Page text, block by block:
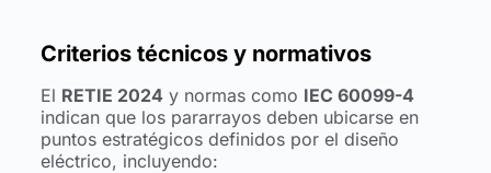
Criterios técnicos y normativos
El RETIE 2024 y normas como IEC 60099-4
indican que los pararrayos deben ubicarse en
puntos estratégicos definidos por el diseño
eléctrico, incluyendo: